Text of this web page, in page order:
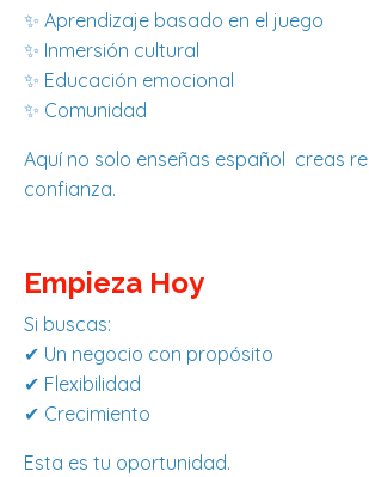
✨ Aprendizaje basado en el juego
✨ Inmersión cultural
✨ Educación emocional
✨ Comunidad
Aquí no solo enseñas español creas
confianza.
Empieza Hoy
Si buscas:
✔ Un negocio con propósito
✔ Flexibilidad
✔ Crecimiento
Esta es tu oportunidad.